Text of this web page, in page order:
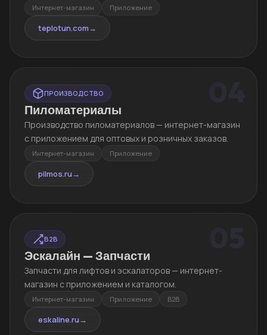
Интернет-магазин Приложение
teplotun.com→
ПРОИЗВОДСТВО
Пиломатериалы
Производство пиломатериалов — интернет-магазин
с приложением для оптовых и розничных заказов.
Интернет-магазин Приложение
pilmos.ru→
B2B
Эскалайн — Запчасти
Запчасти для лифтов и эскалаторов — интернет-
магазин с приложением и каталогом.
Интернет-магазин Приложение B2B
eskaline.ru→